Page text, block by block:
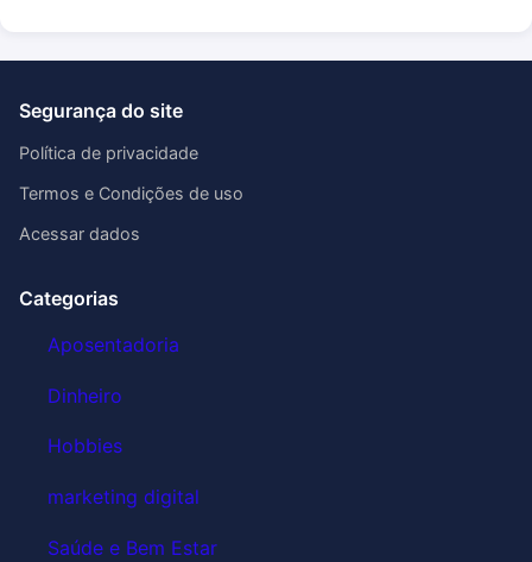
Segurança do site
Política de privacidade
Termos e Condições de uso
Acessar dados
Categorias
Aposentadoria
Dinheiro
Hobbies
marketing digital
Saúde e Bem Estar